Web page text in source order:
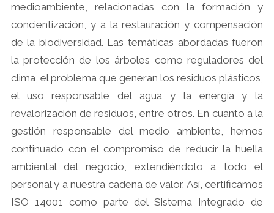
medioambiente, relacionadas con la formación y
concientización, y a la restauración y compensación
de la biodiversidad. Las temáticas abordadas fueron
la protección de los árboles como reguladores del
clima, el problema que generan los residuos plásticos,
el uso responsable del agua y la energía y la
revalorización de residuos, entre otros. En cuanto a la
gestión responsable del medio ambiente, hemos
continuado con el compromiso de reducir la huella
ambiental del negocio, extendiéndolo a todo el
personal y a nuestra cadena de valor. Así, certificamos
ISO 14001 como parte del Sistema Integrado de